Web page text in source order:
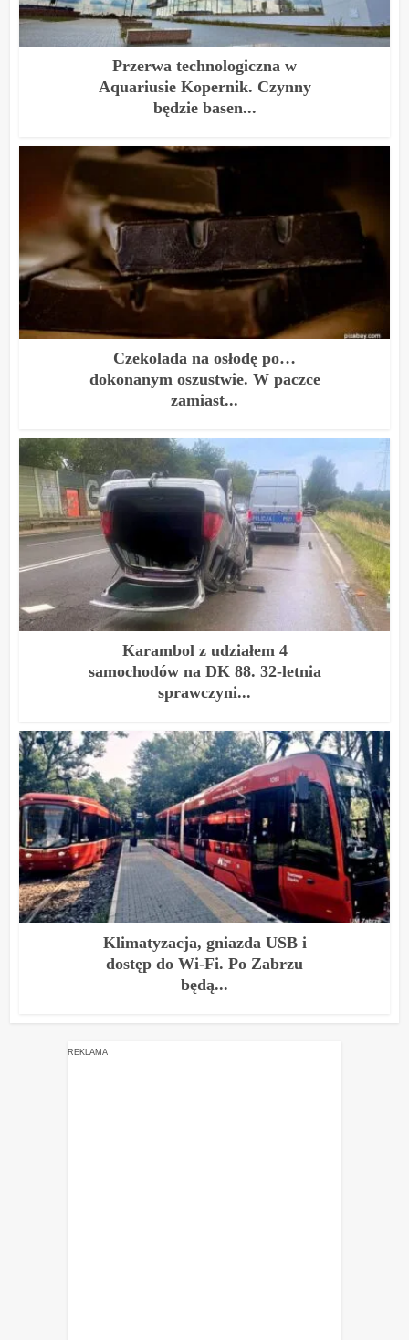
Przerwa technologiczna w
Aquariusie Kopernik. Czynny
będzie basen...
Czekolada na osłodę po…
dokonanym oszustwie. W paczce
zamiast...
Karambol z udziałem 4
samochodów na DK 88. 32-letnia
sprawczyni...
Klimatyzacja, gniazda USB i
dostęp do Wi-Fi. Po Zabrzu
będą...
REKLAMA